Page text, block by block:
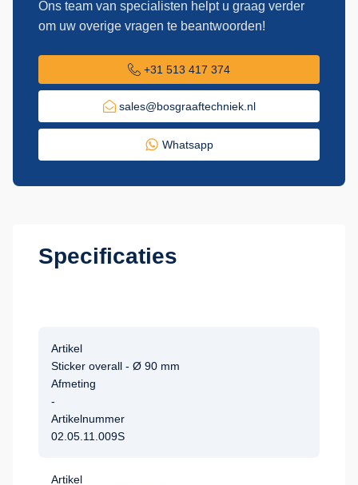
Ons team van specialisten helpt u graag verder
om uw overige vragen te beantwoorden!
+31 513 417 374
sales@bosgraaftechniek.nl
Whatsapp
Specificaties
Artikel
Sticker overall - Ø 90 mm
Afmeting
-
Artikelnummer
02.05.11.009S
Artikel